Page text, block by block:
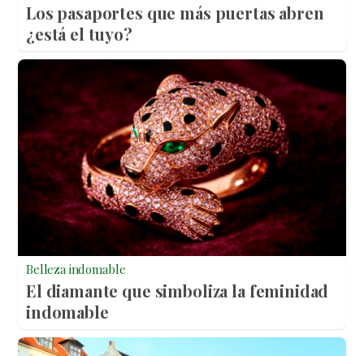
Los pasaportes que más puertas abren
¿está el tuyo?
Belleza indomable
El diamante que simboliza la feminidad
indomable